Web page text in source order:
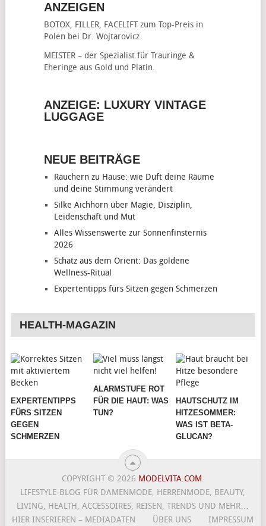
ANZEIGEN
BOTOX, FILLER, FACELIFTzum Top-Preis in
Polen bei Dr. Wojtarovicz
MEISTER – der Spezialist für Trauringe &
Eheringe aus Gold und Platin.
ANZEIGE: LUXURY VINTAGE
LUGGAGE
NEUE BEITRÄGE
Räuchern zu Hause: wie Duft deine Räume
und deine Stimmung verändert
Silke Aichhorn über Magie, Disziplin,
Leidenschaft und Mut
Alles Wissenswerte zur Sonnenfinsternis
2026
Schatz aus dem Orient: Das goldene
Wellness-Ritual
Expertentipps fürs Sitzen gegen Schmerzen
HEALTH-MAGAZIN
EXPERTENTIPPS
FÜRS SITZEN
GEGEN
SCHMERZEN
ALARMSTUFE ROT
FÜR DIE HAUT: WAS
TUN?
HAUTSCHUTZ IM
HITZESOMMER:
WAS IST BETA-
GLUCAN?
COPYRIGHT © 2026 MODELVITA.COM.
LIFESTYLE-BLOG FÜR DAMENMODE, HERRENMODE, BEAUTY,
LIVING, HEALTH, ACCESSOIRES, REISEN, TRENDS UND MEHR…
HIER INSERIEREN – MEDIADATEN
ÜBER UNS IMPRESSUM